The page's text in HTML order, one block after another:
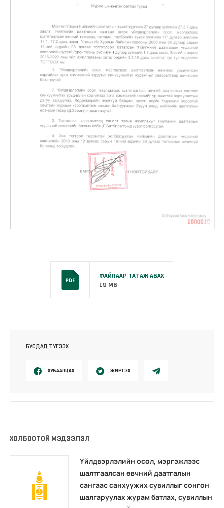
ФАЙЛААР ТАТАЖ АВАХ
19 MB
БУСДАД ТҮГЭЭХ
ХУВААЛЦАХ ЖИРГЭХ
ХОЛБООТОЙ МЭДЭЭЛЭЛ
Үйлдвэрлэлийн осол, мэргэжлээс
шалтгаалсан өвчний даатгалын
сангаас санхүүжих сувиллыг сонгон
шалгаруулах журам батлах, сувиллын